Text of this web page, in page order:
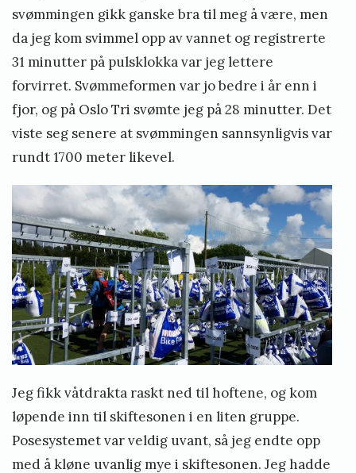
svømmingen gikk ganske bra til meg å være, men
da jeg kom svimmel opp av vannet og registrerte
31 minutter på pulsklokka var jeg lettere
forvirret. Svømmeformen var jo bedre i år enn i
fjor, og på Oslo Tri svømte jeg på 28 minutter. Det
viste seg senere at svømmingen sannsynligvis var
rundt 1700 meter likevel.
Jeg fikk våtdrakta raskt ned til hoftene, og kom
løpende inn til skiftesonen i en liten gruppe.
Posesystemet var veldig uvant, så jeg endte opp
med å kløne uvanlig mye i skiftesonen. Jeg hadde